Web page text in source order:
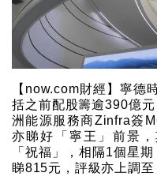
【now.com財經】寧德
括之前配股籌逾390億
洲能源服務商Zinfra簽
亦睇好「寧王」前景
「祝福」，相隔1個星
睇815元，評級亦上調至